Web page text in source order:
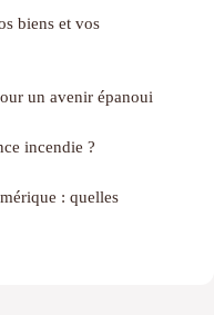
biens et vos
un avenir épanoui
incendie ?
: quelles